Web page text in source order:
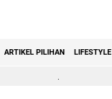
ARTIKEL PILIHAN LIFESTYLE